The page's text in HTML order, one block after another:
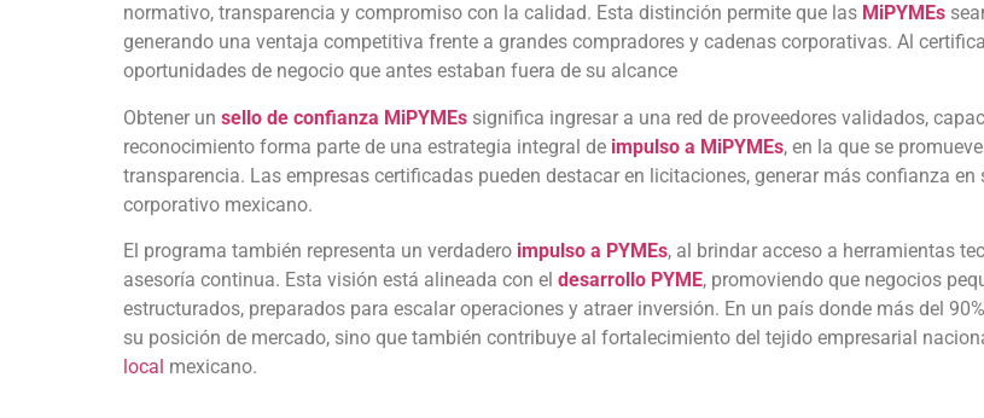
normativo, transparencia y compromiso con la calidad. Esta distinción permite que las MiPYMEs
generando una ventaja competitiva frente a grandes compradores y cadenas corporativas. Al
oportunidades de negocio que antes estaban fuera de su alcance
Obtener un sello de confianza MiPYMEs significa ingresar a una red de proveedores validados,
reconocimiento forma parte de una estrategia integral de impulso a MiPYMEs, en la que se
transparencia. Las empresas certificadas pueden destacar en licitaciones, generar más confianza
corporativo mexicano.
El programa también representa un verdadero impulso a PYMEs, al brindar acceso a herramientas
asesoría continua. Esta visión está alineada con el desarrollo PYME, promoviendo que negocios
estructurados, preparados para escalar operaciones y atraer inversión. En un país donde más del
su posición de mercado, sino que también contribuye al fortalecimiento del tejido empresarial
local mexicano.